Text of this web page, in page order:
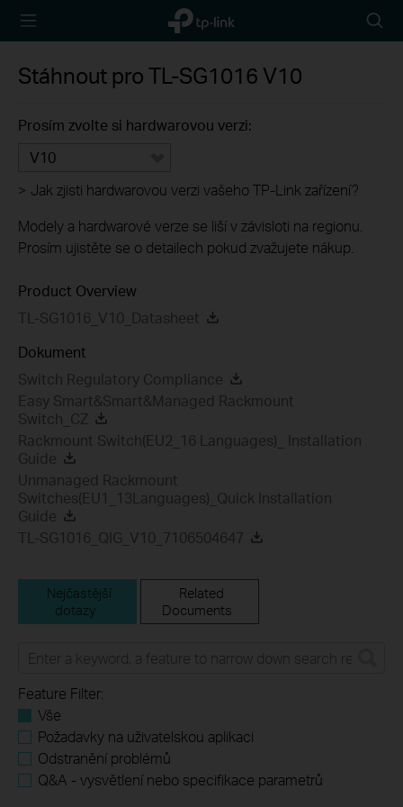
TP-Link,
Reliably
icon
Stáhnout proTL-SG1016 V10
Prosím zvolte si hardwarovou verzi:
V10
> Jak zjisti hardwarovou verzi vašeho TP-Link zařízení?
Modely a hardwarové verze se liší v závisloti na regionu.
Prosím ujistěte se o detailech pokud zvažujete nákup.
Product Overview
TL-SG1016_V10_Datasheet
Dokument
Switch Regulatory Compliance
Easy Smart&Smart&Managed Rackmount
Switch_CZ
Rackmount Switch(EU2_16 Languages)_ Installation
Guide
Unmanaged Rackmount
Switches(EU1_13Languages)_Quick Installation
Guide
TL-SG1016_QIG_V10_7106504647
Nejčastější
dotazy
Related
Documents
Feature Filter:
Vše
Požadavky na uživatelskou aplikaci
Odstranění problémů
Q&A - vysvětlení nebo specifikace parametrů